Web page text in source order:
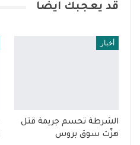
قد يعجبك ايضا
أخبار
الشرطة تحسم جريمة قتل
هزّت سوق بروس